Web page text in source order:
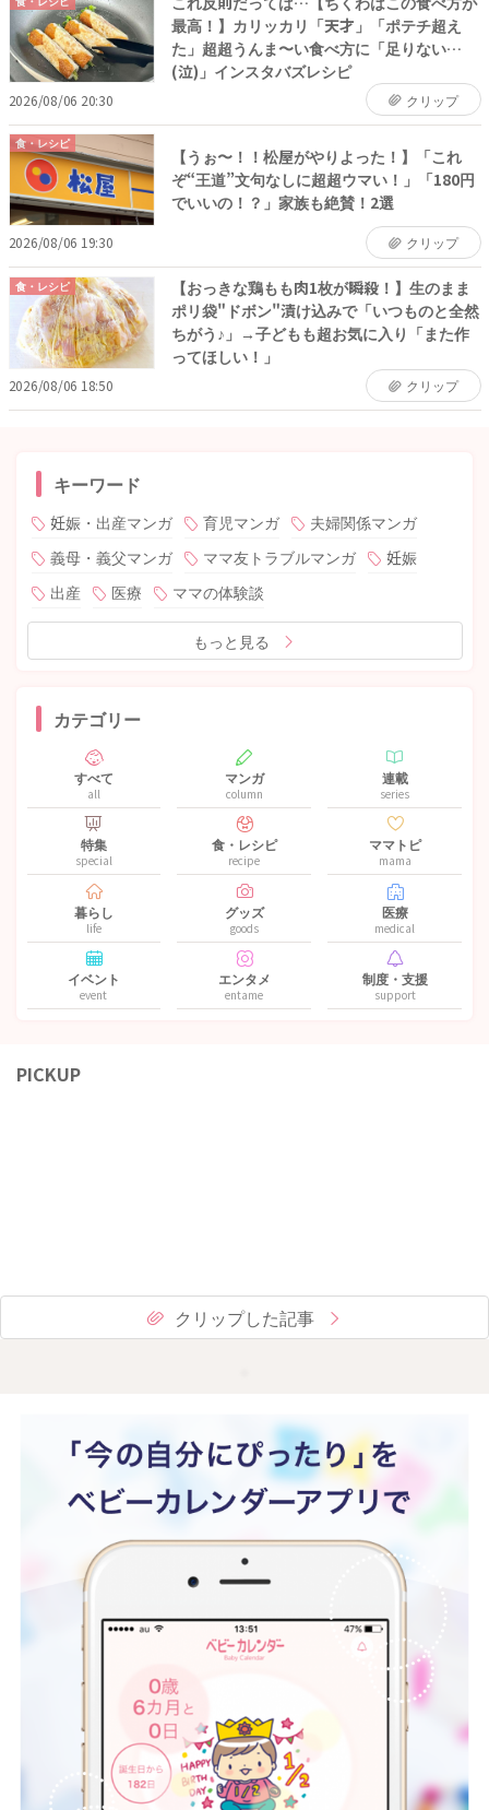
最高！】カリッカリ「天才」「ポテチ超え
た」超超うんま〜い食べ方に「足りない…
(泣)」インスタバズレシピ
2026/08/06 20:30 クリップ
食・レシピ
【うぉ〜！！松屋がやりよった！】「これ
ぞ“王道”文句なしに超超ウマい！」「180円
でいいの！？」家族も絶賛！2選
2026/08/06 19:30 クリップ
食・レシピ
【おっきな鶏もも肉1枚が瞬殺！】生のまま
ポリ袋"ドボン"漬け込みで「いつものと全然
ちがう♪」→子どもも超お気に入り「また作
ってほしい！」
2026/08/06 18:50 クリップ
キーワード
妊娠・出産マンガ 育児マンガ
夫婦関係マンガ
義母・義父マンガ
ママ友トラブルマンガ
妊娠
出産
医療 ママの体験談
もっと見る
カテゴリー
すべて
all
マンガ
column
連載
series
特集
special
食・レシピ
recipe
ママトピ
mama
暮らし
life
グッズ
goods
医療
medical
イベント
event
エンタメ
entame
制度・支援
support
PICKUP
クリップした記事